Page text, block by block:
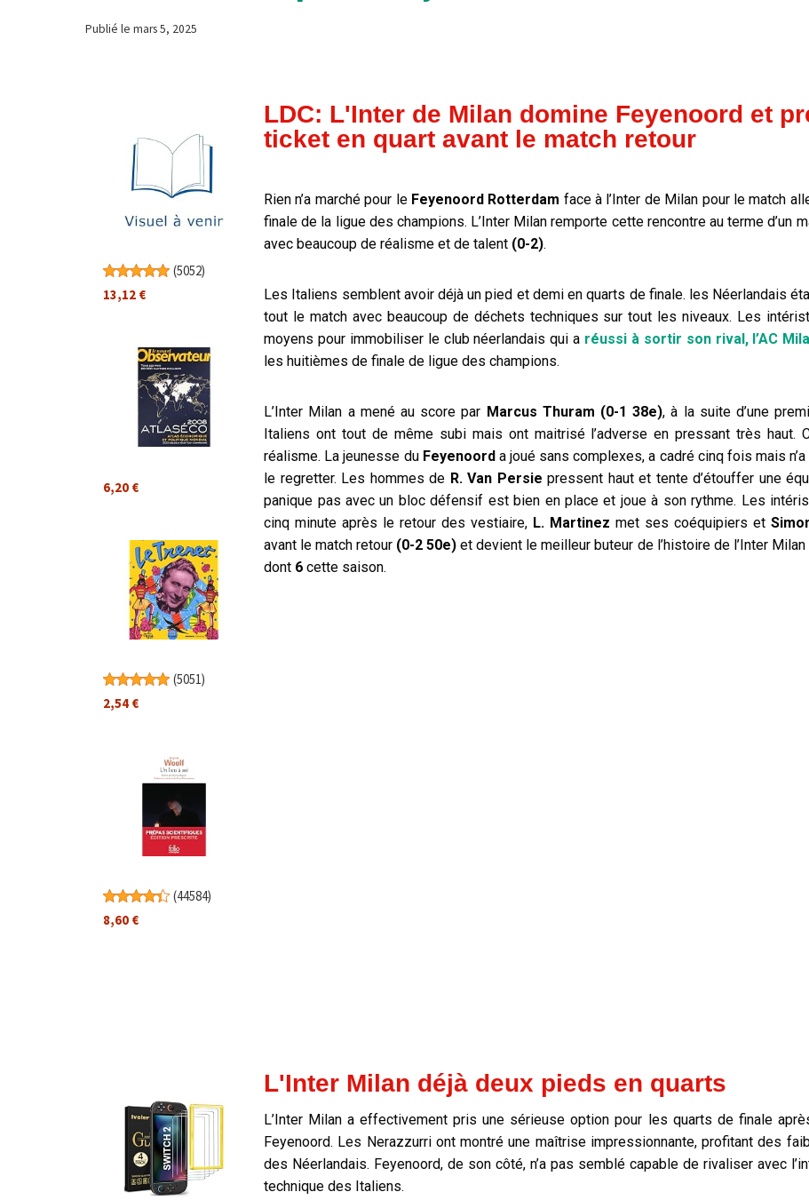
Publié le mars 5, 2025
(5052)
13,12 €
6,20 €
(5051)
2,54 €
(44584)
8,60 €
LDC: L'Inter de Milan domine Feyenoord et
ticket en quart avant le match retour
Rien n’a marché pour le Feyenoord Rotterdam face à l’Inter de Milan pour le match
finale de la ligue des champions. L’Inter Milan remporte cette rencontre au terme d’un
avec beaucoup de réalisme et de talent (0-2).
Les Italiens semblent avoir déjà un pied et demi en quarts de finale. les Néerlandais
tout le match avec beaucoup de déchets techniques sur tout les niveaux. Les
moyens pour immobiliser le club néerlandais qui a réussi à sortir son rival, l’AC
les huitièmes de finale de ligue des champions.
L’Inter Milan a mené au score par Marcus Thuram (0-1 38e), à la suite d’une
Italiens ont tout de même subi mais ont maitrisé l’adverse en pressant très haut.
réalisme. La jeunesse du Feyenoord a joué sans complexes, a cadré cinq fois mais
le regretter. Les hommes de R. Van Persie pressent haut et tente d’étouffer une
panique pas avec un bloc défensif est bien en place et joue à son rythme. Les
cinq minute après le retour des vestiaire, L. Martinez met ses coéquipiers et
avant le match retour (0-2 50e)et devient le meilleur buteur de l’histoire de l’Inter Milan
dont 6 cette saison.
L'Inter Milan déjà deux pieds en quarts
L’Inter Milan a effectivement pris une sérieuse option pour les quarts de finale
Feyenoord. Les Nerazzurri ont montré une maîtrise impressionnante, profitant des
des Néerlandais. Feyenoord, de son côté, n’a pas semblé capable de rivaliser avec
technique des Italiens.